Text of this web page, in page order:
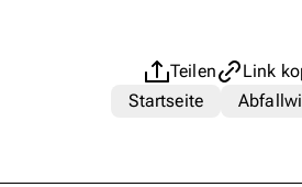
Teilen
Link
Startseite